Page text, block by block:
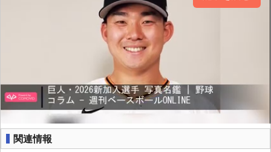
関連情報